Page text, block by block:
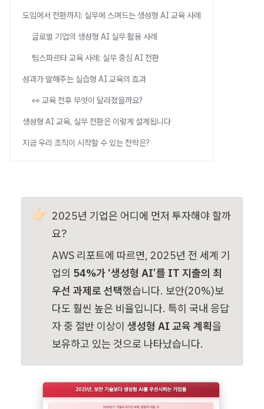
초급 AI 세미나
도입에서 전환까지: 실무에 스며드는 생성형 AI 교육 사례
글로벌 기업의 생성형 AI 실무 활용 사례
팀스파르타 교육 사례: 실무 중심 AI 전환
성과가 말해주는 실습형 AI 교육의 효과
👀 교육 전후 무엇이 달라졌을까요?
생성형 AI 교육, 실무 전환은 이렇게 설계됩니다
지금 우리 조직이 시작할 수 있는 전략은?
👉🏻 2025년 기업은 어디에 먼저 투자해야 할까
요?
AWS 리포트에 따르면, 2025년 전 세계 기
업의 54%가 ‘생성형 AI’를 IT 지출의 최
우선 과제로 선택했습니다. 보안(20%)보
다도 훨씬 높은 비율입니다. 특히 국내 응답
자 중 절반 이상이 생성형 AI 교육 계획을
보유하고 있는 것으로 나타났습니다.